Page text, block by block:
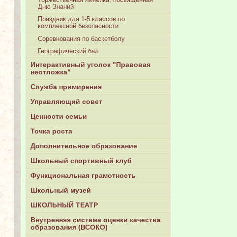
Дню Знаний
Праздник для 1-5 классов по
комплексной безопасности
Соревнования по баскетболу
Географический бал
Интерактивный уголок "Правовая
неотложка"
Служба примирения
Управляющий совет
Ценности семьи
Точка роста
Дополнительное образование
Школьный спортивный клуб
Функциональная грамотность
Школьный музей
ШКОЛЬНЫЙ ТЕАТР
Внутренняя система оценки качества
образования (ВСОКО)